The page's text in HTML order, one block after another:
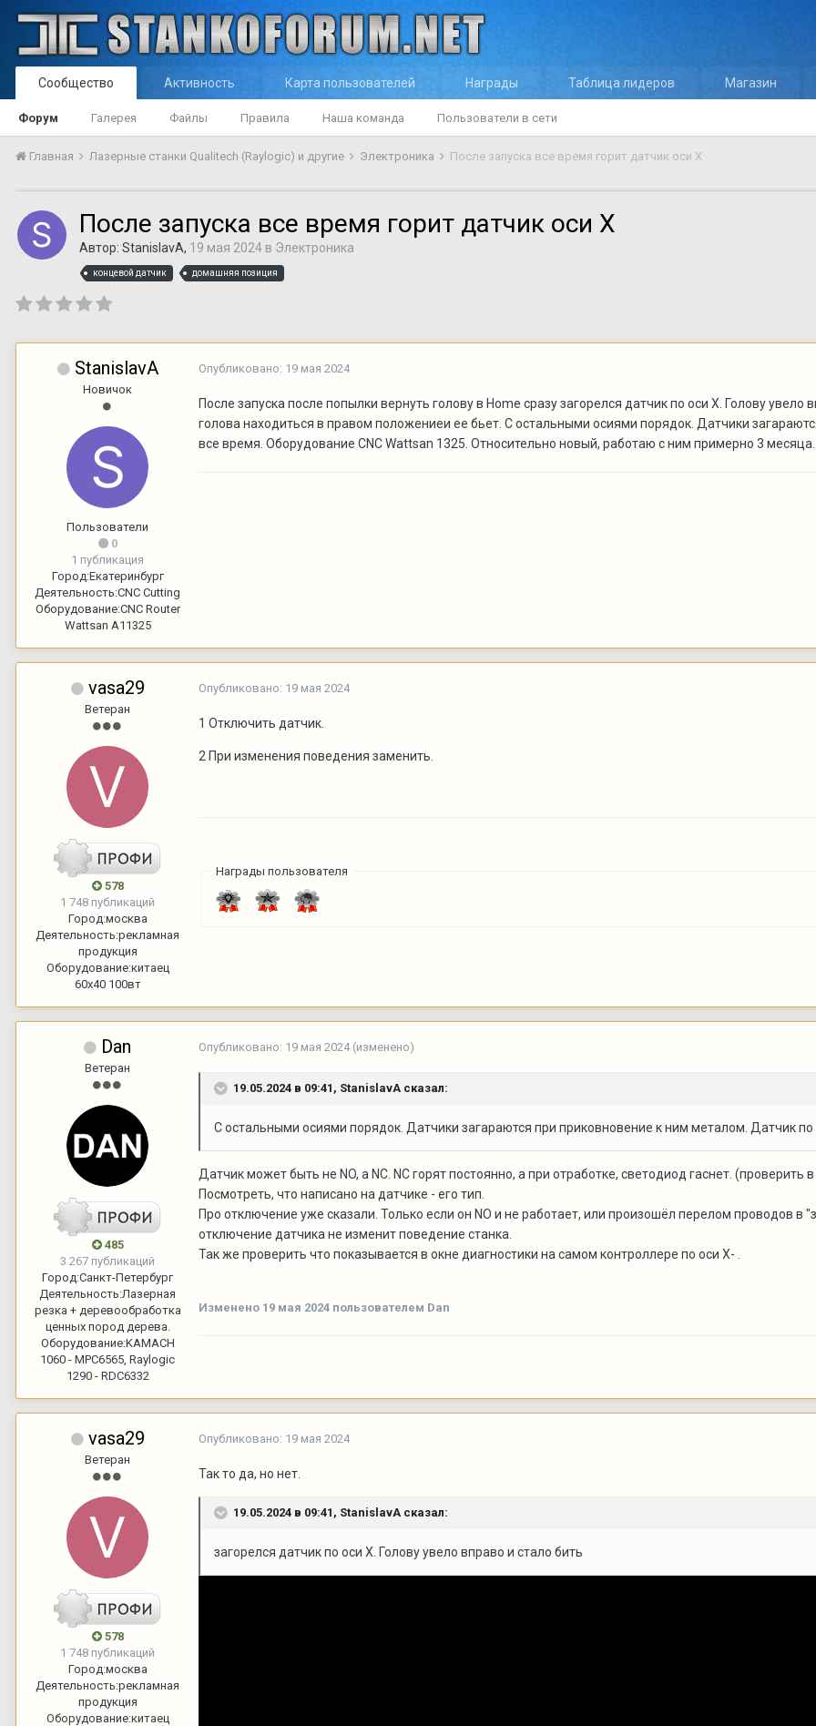
Сообщество
Форум Галерея Файлы Правила Наша команда Пользователи в сети
Активность Карта пользователей Награды Таблица лидеров Магазин
Главная Лазерные станки Qualitech (Raylogic) и другие Электроника После запуска все время горит датчик оси X
После запуска все время горит датчик оси X
Автор: StanislavA, 19 мая 2024 в Электроника
концевой датчик домашняя позиция
StanislavA
Новичок
Пользователи
0
1 публикация
Город:Екатеринбург
Деятельность:CNC Cutting
Оборудование:CNC Router
Wattsan A11325
Опубликовано: 19 мая 2024
После запуска после попылки вернуть голову в Home сразу загорелся датчик по оси X. Голову
голова находиться в правом положениеи ее бьет. С остальными осиями порядок. Датчики
все время. Оборудование CNC Wattsan 1325. Относительно новый, работаю с ним примерно 3
vasa29
Ветеран
578
1 748 публикаций
Город:москва
Деятельность:рекламная
продукция
Оборудование:китаец
60х40 100вт
Опубликовано: 19 мая 2024
1 Отключить датчик.
2 При изменения поведения заменить.
Награды пользователя
Dan
Ветеран
485
3 267 публикаций
Город:Санкт-Петербург
Деятельность:Лазерная
резка + деревообработка
ценных пород дерева.
Оборудование:KAMACH
1060 - MPC6565, Raylogic
1290 - RDC6332
Опубликовано: 19 мая 2024 (изменено)
19.05.2024 в 09:41, StanislavA сказал:
С остальными осиями порядок. Датчики загараются при приковновение к ним металом. Датчик по
Датчик может быть не NO, а NC. NC горят постоянно, а при отработке, светодиод гаснет. (проверить
Посмотреть, что написано на датчике - его тип.
Про отключение уже сказали. Только если он NO и не работает, или произошёл перелом проводов в
отключение датчика не изменит поведение станка.
Так же проверить что показывается в окне диагностики на самом контроллере по оси Х- .
Изменено 19 мая 2024 пользователем Dan
vasa29
Ветеран
578
1 748 публикаций
Город:москва
Деятельность:рекламная
продукция
Оборудование:китаец
Опубликовано: 19 мая 2024
Так то да, но нет.
19.05.2024 в 09:41, StanislavA сказал:
загорелся датчик по оси X. Голову увело вправо и стало бить